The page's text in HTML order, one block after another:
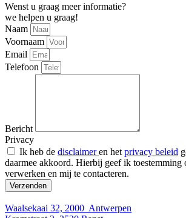
Wenst u graag meer informatie?
we helpen u graag!
Naam
Voornaam
Email
Telefoon
Bericht
Privacy
Ik heb de disclaimeren het privacy beleid
daarmee akkoord. Hierbij geef ik toestemming
verwerken en mij te contacteren.
Verzenden
Waalsekaai 32, 2000 Antwerpen